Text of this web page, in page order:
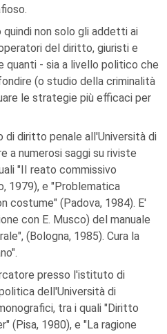
non solo gli addetti ai
del diritto, giuristi e
quanti - sia a livello politico che
(o studio della criminalità
le strategie più efficaci per
di diritto penale all'Università di
a numerosi saggi su riviste
"II reato commissivo
1979), e "Problematica
costume" (Padova, 1984). E'
con E. Musco) del manuale
(Bologna, 1985). Cura la
presso l'istituto di
dell'Università di
tra i quali "Diritto
(Pisa, 1980), e "La ragione